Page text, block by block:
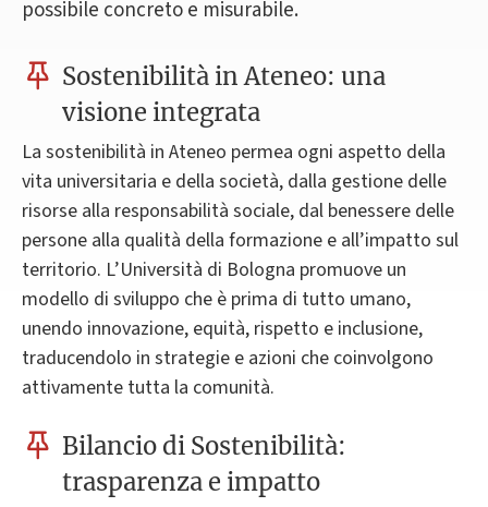
possibile concreto e misurabile.
Sostenibilità in Ateneo: una
visione integrata
La sostenibilità in Ateneo permea ogni aspetto della
vita universitaria e della società, dalla gestione delle
risorse alla responsabilità sociale, dal benessere delle
persone alla qualità della formazione e all’impatto sul
territorio. L’Università di Bologna promuove un
modello di sviluppo che è prima di tutto umano,
unendo innovazione, equità, rispetto e inclusione,
traducendolo in strategie e azioni che coinvolgono
attivamente tutta la comunità.
Bilancio di Sostenibilità:
trasparenza e impatto